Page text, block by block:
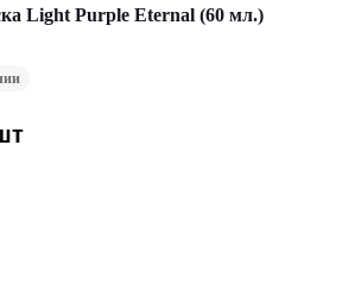
Light Purple Eternal (60 мл.)